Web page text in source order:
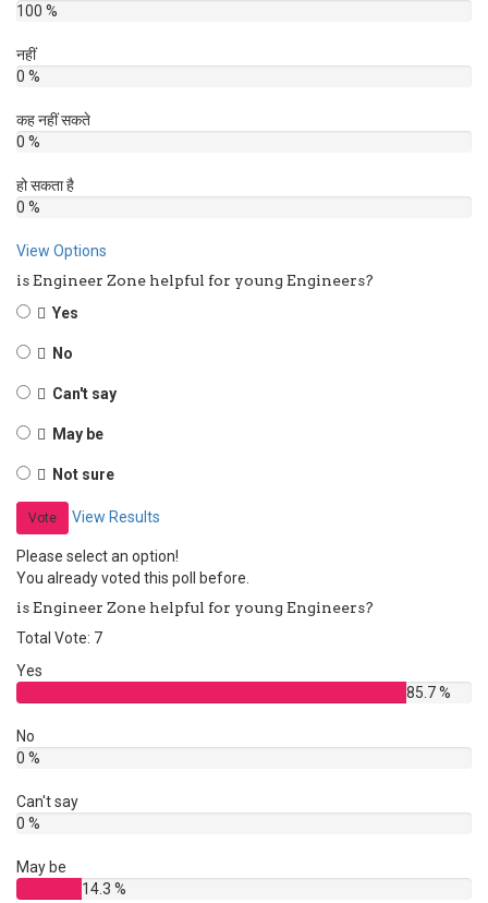
100 %
नहीं
0 %
कह नहीं सकते
0 %
हो सकता है
0 %
View Options
is Engineer Zone helpful for young Engineers?
Yes
No
Can't say
May be
Not sure
Vote View Results
Please select an option!
You already voted this poll before.
is Engineer Zone helpful for young Engineers?
Total Vote: 7
Yes
85.7 %
No
0 %
Can't say
0 %
May be
14.3 %